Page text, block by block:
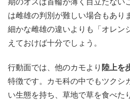
は雌雄の判別が難しい場合もあり
細かな雌雄の違いよりも「オレン
えておけば十分でしょう。
行動面では、他のカモより 陸上を
特徴です。カモ科の中でもツクシ
い生態を持ち、草地で草を食べた